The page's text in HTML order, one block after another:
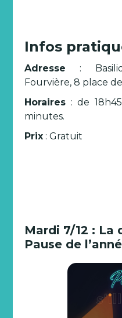
Infos
Adresse :
Fourvière, 8 place
Horaires : de
minutes.
Prix : Gratuit
Mardi 7/12 : La
Pause de